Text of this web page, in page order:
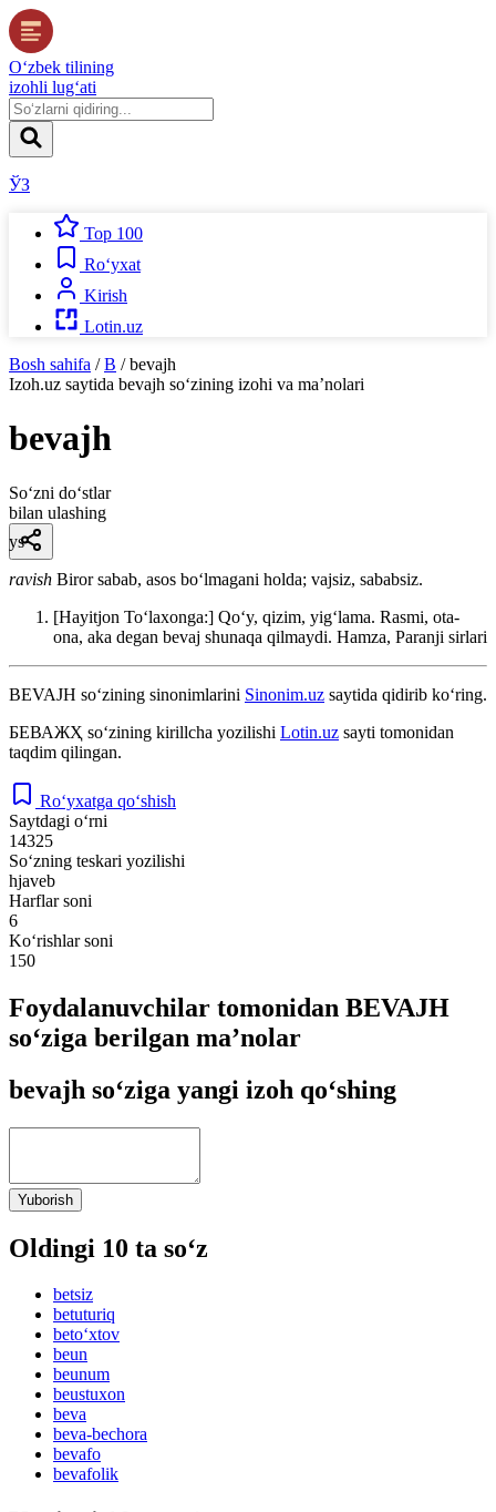
O‘zbek tilining
izohli lug‘ati
ЎЗ
Top 100
Ro‘yxat
Kirish
Lotin.uz
Bosh sahifa / B / bevajh
Izoh.uz saytida bevajh so‘zining izohi va ma’nolari
bevajh
So‘zni do‘stlar
bilan ulashing
ys
ravish Biror sabab, asos boʻlmagani holda; vajsiz, sababsiz.
[Hayitjon Toʻlaxonga:] Qoʻy, qizim, yigʻlama. Rasmi, ota-
ona, aka degan bevaj shunaqa qilmaydi. Hamza, Paranji sirlari
BEVAJH so‘zining sinonimlarini Sinonim.uz saytida qidirib ko‘ring.
БЕВАЖҲ so‘zining kirillcha yozilishi Lotin.uz sayti tomonidan
taqdim qilingan.
Ro‘yxatga qo‘shish
Saytdagi o‘rni
14325
So‘zning teskari yozilishi
hjaveb
Harflar soni
6
Ko‘rishlar soni
150
Foydalanuvchilar tomonidan BEVAJH
so‘ziga berilgan ma’nolar
bevajh so‘ziga yangi izoh qo‘shing
Yuborish
Oldingi 10 ta so‘z
betsiz
betuturiq
beto‘xtov
beun
beunum
beustuxon
beva
beva-bechora
bevafo
bevafolik